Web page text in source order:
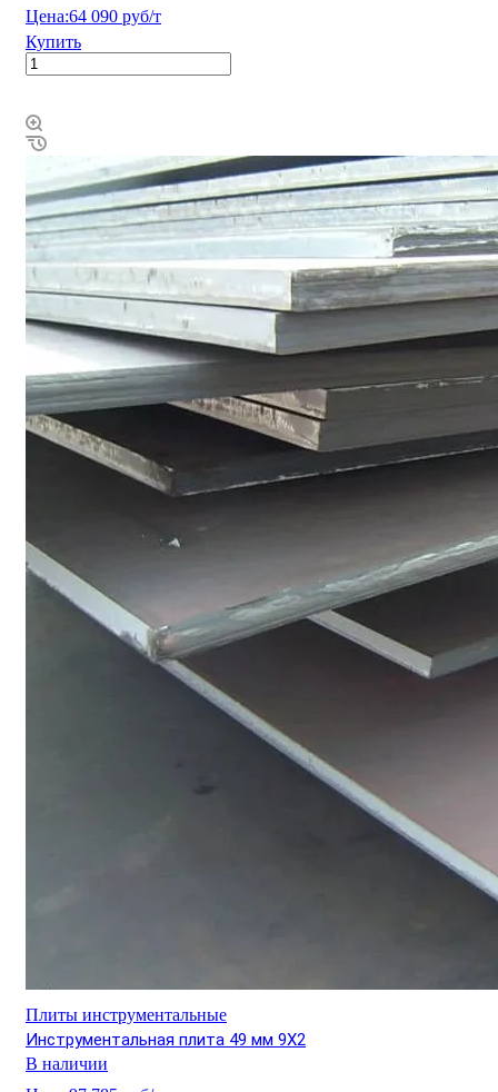
Цена:64 090 руб/т
Купить
Плиты инструментальные
Инструментальная плита 49 мм 9Х2
В наличии